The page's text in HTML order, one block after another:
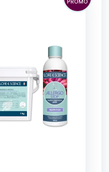
PROMO